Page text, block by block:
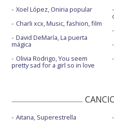
Xoel López, Oniria popular
Charli xcx, Music, fashion, film
David DeMaría, La puerta
mágica
Olivia Rodrigo, You seem
pretty sad for a girl so in love
Aitana, Superestrella